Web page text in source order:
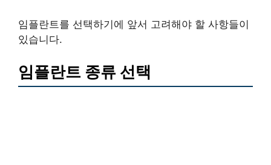
임플란트를 선택하기에 앞서 고려해야 할 사항들이
있습니다.
임플란트 종류 선택